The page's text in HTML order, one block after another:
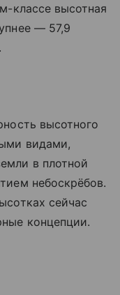
классе высотная
— 57,9
высотного
видами,
в плотной
небоскрёбов.
сейчас
концепции.